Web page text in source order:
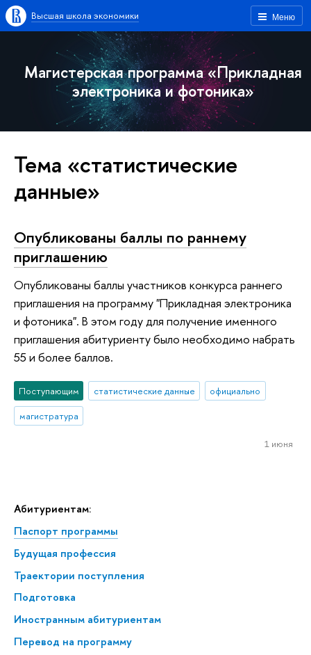
Меню
Высшая школа экономики
Магистерская программа «Прикладная
электроника и фотоника»
Абитуриентам:
Паспорт программы
Будущая профессия
Траектории поступления
Подготовка
Иностранным абитуриентам
Перевод на программу
Тема «статистические
данные»
Опубликованы баллы по раннему
приглашению
Опубликованы баллы участников конкурса раннего
приглашения на программу "Прикладная электроника
и фотоника". В этом году для получение именного
приглашения абитуриенту было необходимо набрать
55 и более баллов.
Поступающим статистические данные
официально
магистратура
1 июня